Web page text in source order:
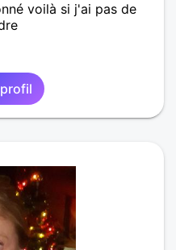
voilà si j'ai pas de